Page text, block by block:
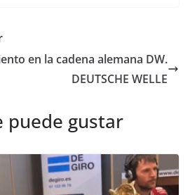
en la cadena alemana DW.
DEUTSCHE WELLE
puede gustar